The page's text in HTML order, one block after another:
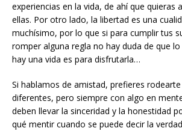
experiencias en la vida, de ahí que quieras
ellas. Por otro lado, la libertad es una
muchísimo, por lo que si para cumplir tus
romper alguna regla no hay duda de que
hay una vida es para disfrutarla…
Si hablamos de amistad, prefieres
diferentes, pero siempre con algo en
deben llevar la sinceridad y la honestidad
qué mentir cuando se puede decir la